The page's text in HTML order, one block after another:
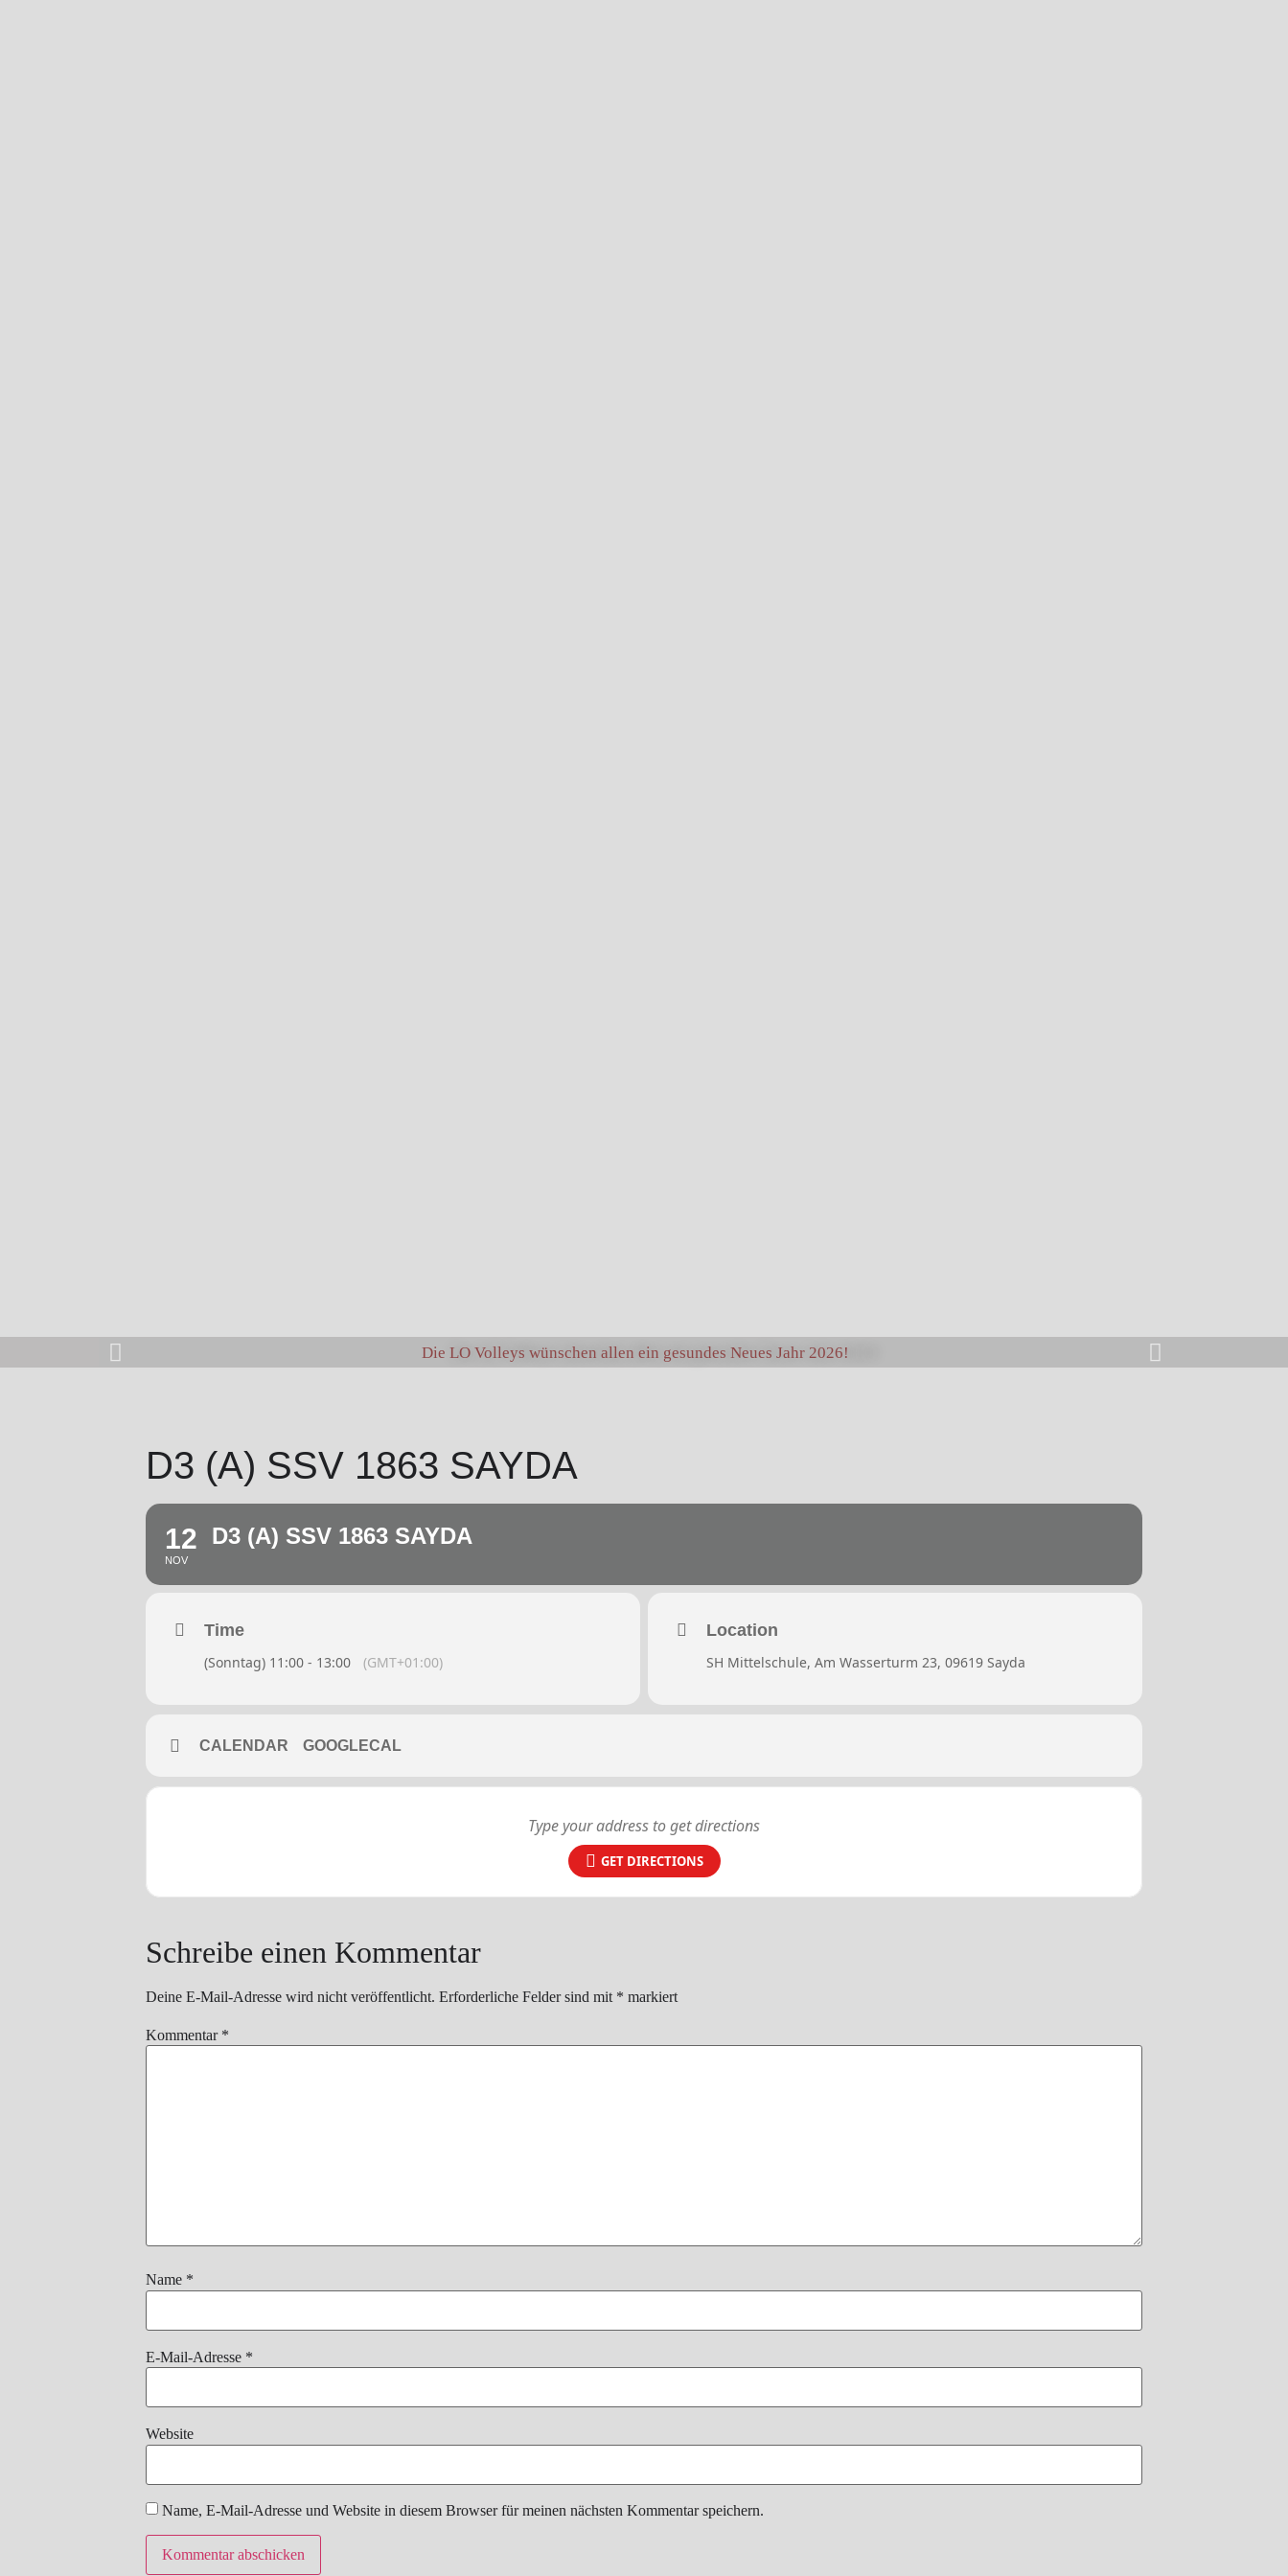
Die LO Volleys wünschen allen ein gesundes Neues Jahr 2026!
D3 (A) SSV 1863 SAYDA
12
NOV
D3 (A) SSV 1863 SAYDA
Time
(Sonntag) 11:00 - 13:00 (GMT+01:00)
Location
SH Mittelschule, Am Wasserturm 23, 09619 Sayda
CALENDAR GOOGLECAL
GET DIRECTIONS
Schreibe einen Kommentar
Deine E-Mail-Adresse wird nicht veröffentlicht. Erforderliche Felder sind mit * markiert
Kommentar *
Name *
E-Mail-Adresse *
Website
Name, E-Mail-Adresse und Website in diesem Browser für meinen nächsten Kommentar speichern.